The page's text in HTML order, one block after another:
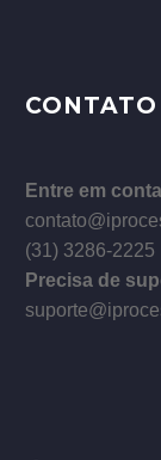
CONTATO
Entre em
(31) 3286-2225
Precisa de